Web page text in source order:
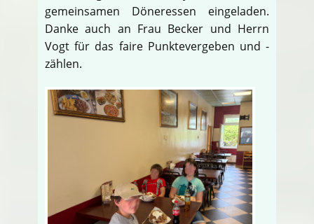
gemeinsamen Döneressen eingeladen.
Danke auch an Frau Becker und Herrn
Vogt für das faire Punktevergeben und -
zählen.